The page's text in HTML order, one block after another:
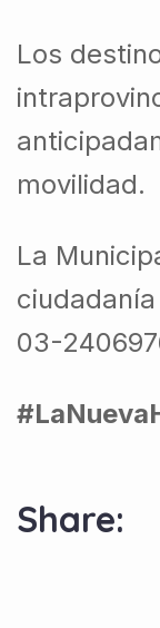
Los
movilidad.
La
03-
Share: